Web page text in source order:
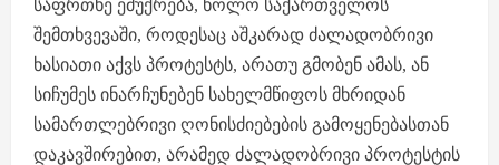
საფრთხე ემუქრება, ხოლო საქართველოს
შემთხვევაში, როდესაც აშკარად ძალადობრივი
ხასიათი აქვს პროტესტს, არათუ გმობენ ამას, ან
სიჩუმეს ინარჩუნებენ სახელმწიფოს მხრიდან
სამართლებრივი ღონისძიებების გამოყენებასთან
დაკავშირებით, არამედ ძალადობრივი პროტესტის